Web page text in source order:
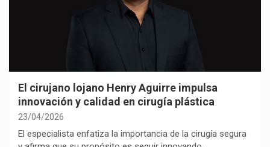
El cirujano lojano Henry Aguirre impulsa
innovación y calidad en cirugía plástica
23/04/2026
El especialista enfatiza la importancia de la cirugía segura